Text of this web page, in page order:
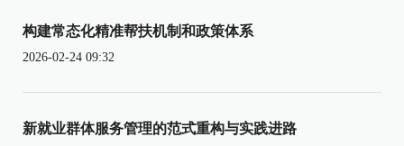
构建常态化精准帮扶机制和政策体系
2026-02-24 09:32
新就业群体服务管理的范式重构与实践进路